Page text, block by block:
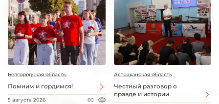
Белгородская область
Помним и гордимся!
5 августа 2026 60
Астраханская область
Честный разговор о
правде и истории